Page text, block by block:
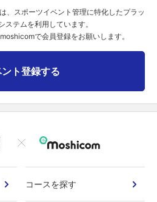
、スポーツイベント管理に特化したプラッ
テムを利用しています。
で会員登録をお願いします。
ト登録する
コースを探す